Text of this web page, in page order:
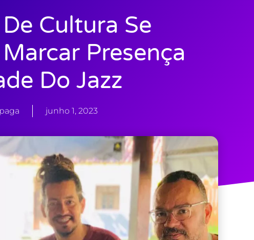
Cultura Se
Presença
Do Jazz
junho 1, 2023